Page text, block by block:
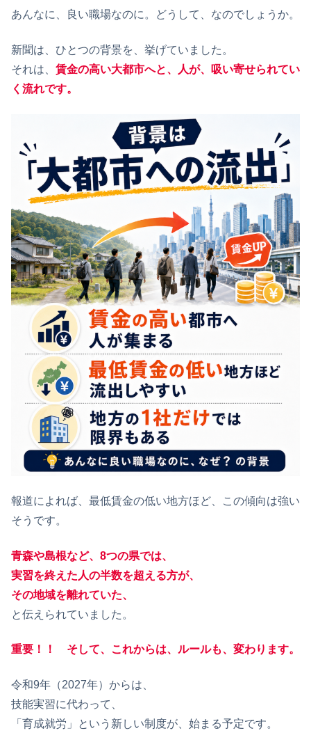
あんなに、良い職場なのに。どうして、なのでしょうか。
新聞は、ひとつの背景を、挙げていました。
それは、 賃金の高い大都市へと、人が、吸い寄せられてい
く流れです。
報道によれば、最低賃金の低い地方ほど、この傾向は強い
そうです。
青森や島根など、8つの県では、
実習を終えた人の半数を超える方が、
その地域を離れていた、
と伝えられていました。
重要！！ そして、これからは、ルールも、変わります。
令和9年（2027年）からは、
技能実習に代わって、
「育成就労」という新しい制度が、始まる予定です。